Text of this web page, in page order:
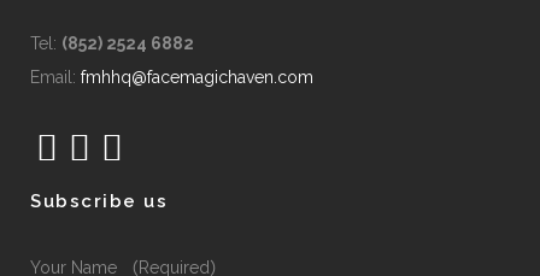
Tel: (852) 2524 6882
Email: fmhhq@facemagichaven.com
Subscribe us
Your Name （Required）